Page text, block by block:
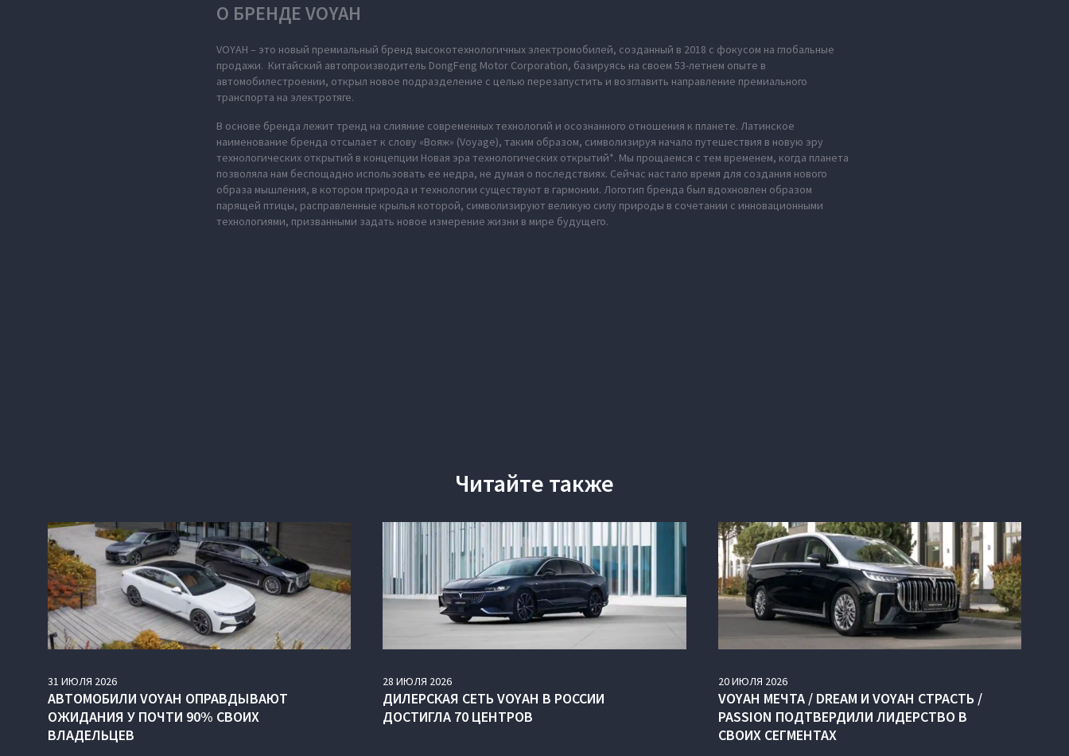
О БРЕНДЕ VOYAH
VOYAH – это новый премиальный бренд высокотехнологичных электромобилей, созданный в 2018 с фокусом на глобальные
продажи. Китайский автопроизводитель DongFeng Motor Corporation, базируясь на своем 53-летнем опыте в
автомобилестроении, открыл новое подразделение с целью перезапустить и возглавить направление премиального
транспорта на электротяге.
В основе бренда лежит тренд на слияние современных технологий и осознанного отношения к планете. Латинское
наименование бренда отсылает к слову «Вояж» (Voyage), таким образом, символизируя начало путешествия в новую эру
технологических открытий в концепции Новая эра технологических открытий*. Мы прощаемся с тем временем, когда планета
позволяла нам беспощадно использовать ее недра, не думая о последствиях. Сейчас настало время для создания нового
образа мышления, в котором природа и технологии существуют в гармонии. Логотип бренда был вдохновлен образом
парящей птицы, расправленные крылья которой, символизируют великую силу природы в сочетании с инновационными
технологиями, призванными задать новое измерение жизни в мире будущего.
Читайте также
31 ИЮЛЯ 2026
АВТОМОБИЛИ VOYAH ОПРАВДЫВАЮТ
ОЖИДАНИЯ У ПОЧТИ 90% СВОИХ
ВЛАДЕЛЬЦЕВ
28 ИЮЛЯ 2026
ДИЛЕРСКАЯ СЕТЬ VOYAH В РОССИИ
ДОСТИГЛА 70 ЦЕНТРОВ
20ИЮЛЯ 2026
VOYAH МЕЧТА / DREAM И VOYAH СТРАСТЬ /
PASSION ПОДТВЕРДИЛИ ЛИДЕРСТВО В
СВОИХ СЕГМЕНТАХ